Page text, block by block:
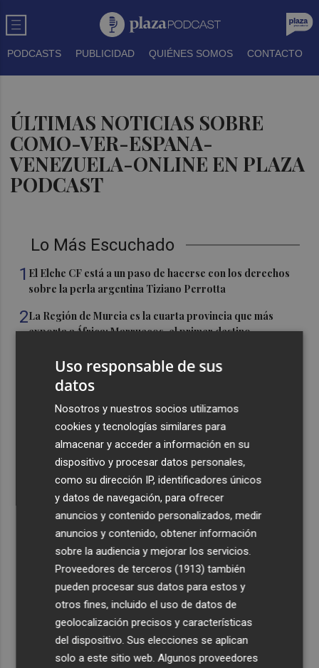
PODCASTS PUBLICIDAD QUIÉNES SOMOS CONTACTO
ÚLTIMAS NOTICIAS SOBRE
COMO-VER-ESPANA-
VENEZUELA-ONLINE EN PLAZA
PODCAST
Lo Más Escuchado
1 El Elche CF está a un paso de hacerse con los derechos
sobre la perla argentina Tiziano Perrotta
2La Región de Murcia es la cuarta provincia que más
exporta a África: Marruecos, el primer destino
La Región de Murcia celebra la Semana de la Juventud
con cinco días de actividades
La Todolella recibe 340.000 euros del Consell para
reabrir la ermita de Sant Cristòfol tras su cierre en 2021
El Xixo Xixero llena de tradición y ambiente la Playa
Casablanca de Almenara
Recibe toda la actualidad de
Plaza Podcast en tu correo
Quiero suscribirme
Uso responsable de sus
datos
Nosotros y nuestros socios utilizamos
cookies y tecnologías similares para
almacenar y acceder a información en su
dispositivo y procesar datos personales,
como su dirección IP, identificadores únicos
y datos de navegación, para ofrecer
anuncios y contenido personalizados, medir
anuncios y contenido, obtener información
sobre la audiencia y mejorar los servicios.
Proveedores de terceros (1913) también
pueden procesar sus datos para estos y
otros fines, incluido el uso de datos de
geolocalización precisos y características
del dispositivo. Sus elecciones se aplican
solo a este sitio web. Algunos proveedores